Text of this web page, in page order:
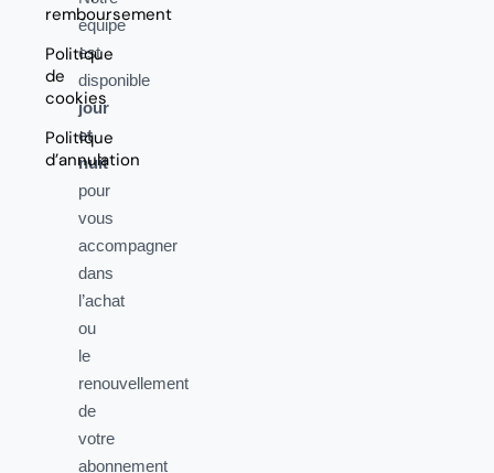
remboursement
Politique
de
cookies
Politique
d’annulation
équipe
est
disponible
jour
et
nuit
pour
vous
accompagner
dans
l’achat
ou
le
renouvellement
de
votre
abonnement